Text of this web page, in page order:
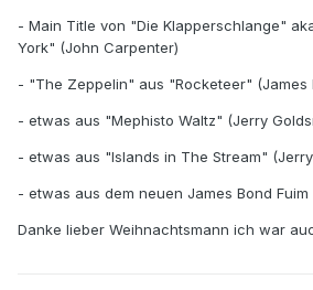
- Main Title von "Die Klapperschlange"
York" (John Carpenter)
- "The Zeppelin" aus "Rocketeer" (James
- etwas aus "Mephisto Waltz" (Jerry
- etwas aus "Islands in The Stream"
- etwas aus dem neuen James Bond
Danke lieber Weihnachtsmann ich war